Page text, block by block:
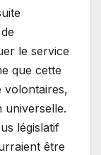
le service
que cette
volontaires,
universelle.
législatif
être